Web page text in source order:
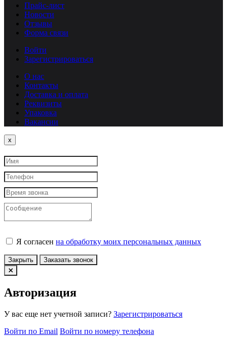
Прайс-лист
Новости
Отзывы
Форма связи
Войти
Зарегистрироваться
О нас
Контакты
Доставка и оплата
Реквизиты
Упаковка
Вакансии
x
Я согласен на обработку моих персональных данных
Закрыть Заказать звонок
Авторизация
У вас еще нет учетной записи? Зарегистрироваться
Войти по Email Войти по номеру телефона